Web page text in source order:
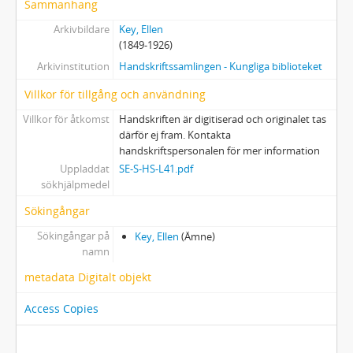
3 - Anteckningsböcker, större format
4 - Ellen Keys Folkbildningsarbetet, 1906
5 - Utkast till studien öfver C. J. L. Almquist 1897
6 - Essayer om E. B. Browning och George Eliot
7 - Resebrev från Sverige
9 - Excerpter och brev om August Strindberg
10 - Manuskriptet till De franska salongerna m. m.
11 - Björnstjerne Björnson
12 - "Kärleken och äktenskapet i den nordiska litteraturen"
14 - Angående Rainer Maria Rilke
15 - Ludwig Börne om Hamlet
17 - Svenska uppsatser av Ellen Key
19 - Sagor samt verskludder
Sammanhang
Arkivbildare
Key, Ellen
(1849-1926)
Arkivinstitution
Handskriftssamlingen - Kungliga biblioteket
Villkor för tillgång och användning
Villkor för åtkomst
Handskriften är digitiserad och originalet tas
därför ej fram. Kontakta
handskriftspersonalen för mer information
Uppladdat
sökhjälpmedel
SE-S-HS-L41.pdf
Sökingångar
Sökingångar på
namn
Key, Ellen (Ämne)
metadata Digitalt objekt
Access Copies